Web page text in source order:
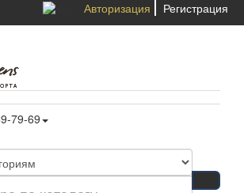
Авторизация Регистрация
79-69